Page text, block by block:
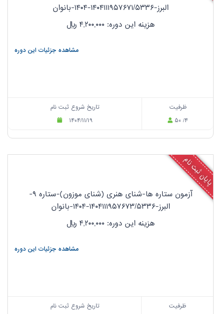
البرز-۱۴۰۴۱۱۱۹۵۷۶۷۱/۵۳۳۶-۱۴۰۴-بانوان
هزینه این دوره: ۴,۲۰۰,۰۰۰
ریال
مشاهده جزئیات این دوره
تاریخ شروع ثبت نام
۱۴۰۴/۱۱/۱۹
ظرفیت
۵۰ /۴
پایان ثبت نام
آزمون ستاره ها-شنای هنری (شنای موزون)-ستاره ۹-
البرز-۱۴۰۴۱۱۱۹۵۷۶۷۳/۵۳۳۶-۱۴۰۴-بانوان
هزینه این دوره: ۴,۲۰۰,۰۰۰
ریال
مشاهده جزئیات این دوره
تاریخ شروع ثبت نام
ظرفیت